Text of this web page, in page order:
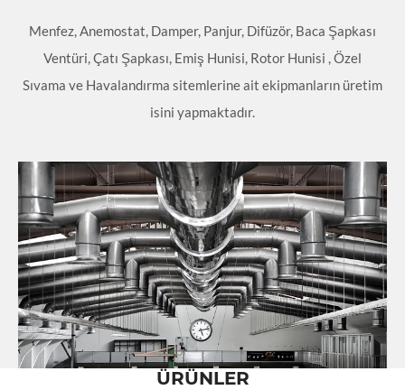
Menfez, Anemostat, Damper, Panjur, Difüzör, Baca Şapkası
Ventüri, Çatı Şapkası, Emiş Hunisi, Rotor Hunisi , Özel
Sıvama ve Havalandırma sitemlerine ait ekipmanların üretim
isini yapmaktadır.
ÜRÜNLER